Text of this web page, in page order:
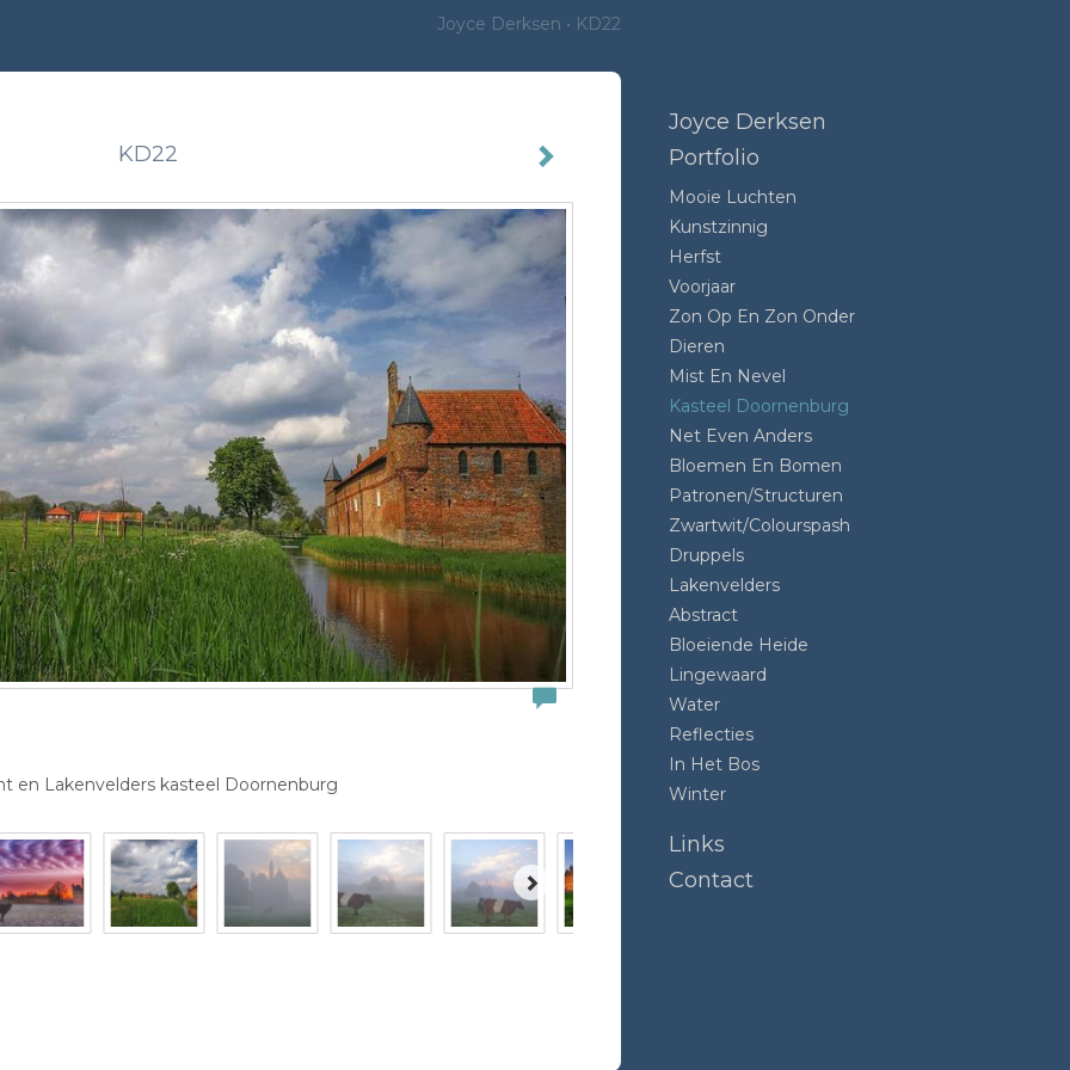
Joyce Derksen KD22
KD22
en Lakenvelders kasteel Doornenburg
Joyce Derksen
Portfolio
Mooie Luchten
Kunstzinnig
Herfst
Voorjaar
Zon Op En Zon Onder
Dieren
Mist En Nevel
Kasteel Doornenburg
Net Even Anders
Bloemen En Bomen
Patronen/structuren
Zwartwit/colourspash
Druppels
Lakenvelders
Abstract
Bloeiende Heide
Lingewaard
Water
Reflecties
In Het Bos
Winter
Links
Contact